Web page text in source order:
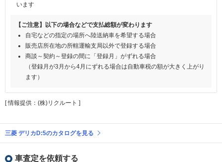
います
【ご注意】以下の場合などで支払総額が変わります
自宅などの指定の場所へ陸送納車を希望する場合
販売店所在地の所轄運輸支局以外で登録する場合
商談～契約～登録の間に「登録月」がずれる場合
（登録月が3月から4月にずれる場合は自動車税の額が大きく上がり
ます）
[ 情報提供：(株)リクルート ]
三菱 デリカD:5のカタログを見る
車査定を依頼する